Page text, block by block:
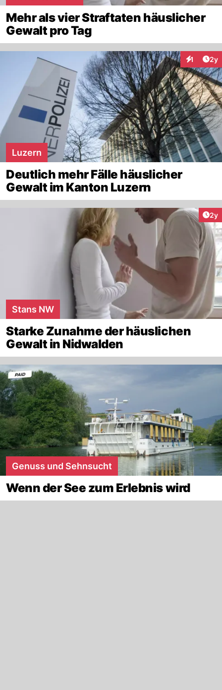
Mehr als vier Straftaten häuslicher
Gewalt pro Tag
1 2y
Luzern
Deutlich mehr Fälle häuslicher
Gewalt im Kanton Luzern
2y
Stans NW
Starke Zunahme der häuslichen
Gewalt in Nidwalden
Genuss und Sehnsucht
Wenn der See zum Erlebnis wird